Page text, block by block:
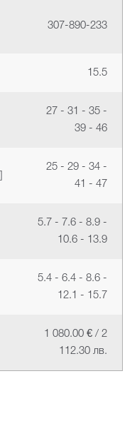
307-890-233
15.5
27 - 31 - 35 -
39 - 46
25 - 29 - 34 -
41 - 47
5.7 - 7.6 - 8.9 -
10.6 - 13.9
5.4 - 6.4 - 8.6 -
12.1 - 15.7
1 080.00 € / 2
112.30 лв.